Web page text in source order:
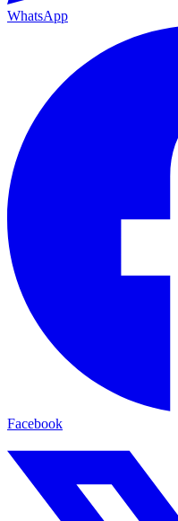
WhatsApp
Facebook